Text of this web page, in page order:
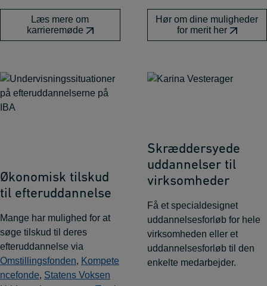
Læs mere om
karrieremøde
Hør om dine muligheder
for merit her
Økonomisk tilskud
til efteruddannelse
Mange har mulighed for at
søge tilskud til deres
efteruddannelse via
Omstillingsfonden, Kompete
ncefonde, Statens Voksen
Skræddersyede
uddannelser til
virksomheder
Få et specialdesignet
uddannelsesforløb for hele
virksomheden eller et
uddannelsesforløb til den
enkelte medarbejder.